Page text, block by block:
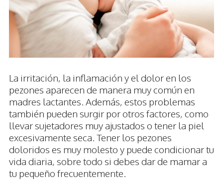
La irritación, la inflamación y el dolor en los
pezones aparecen de manera muy común en
madres lactantes. Además, estos problemas
también pueden surgir por otros factores, como
llevar sujetadores muy ajustados o tener la piel
excesivamente seca. Tener los pezones
doloridos es muy molesto y puede condicionar tu
vida diaria, sobre todo si debes dar de mamar a
tu pequeño frecuentemente.